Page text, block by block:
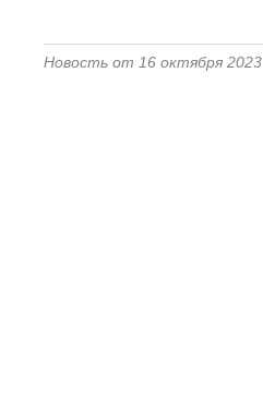
Новость от 16 октября 2023